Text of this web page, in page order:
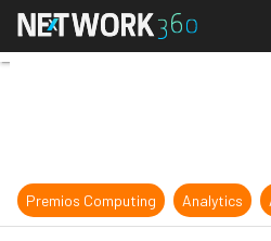
MC
Premios Computing Analytics